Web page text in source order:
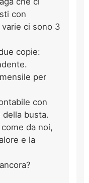
con
ci sono 3
copie:
per
con
busta.
da noi,
e la